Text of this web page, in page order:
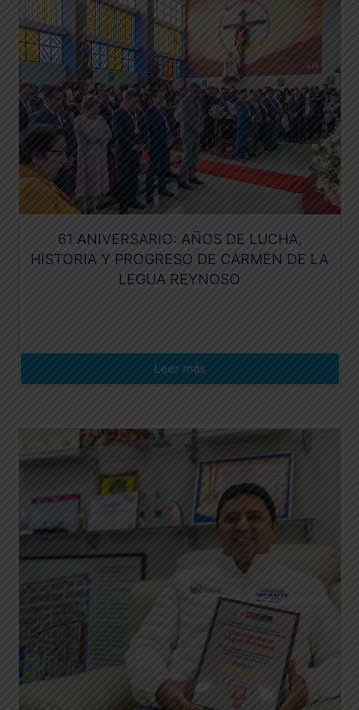
61 ANIVERSARIO: AÑOS DE LUCHA,
HISTORIA Y PROGRESO DE CARMEN DE LA
LEGUA REYNOSO
Leer más